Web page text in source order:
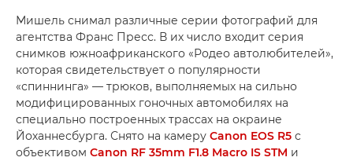
Мишель снимал различные серии фотографий для
агентства Франс Пресс. В их число входит серия
снимков южноафриканского «Родео автолюбителей»,
которая свидетельствует о популярности
«спиннинга» — трюков, выполняемых на сильно
модифицированных гоночных автомобилях на
специально построенных трассах на окраине
Йоханнесбурга. Снято на камеру Canon EOS R5 с
объективом Canon RF 35mm F1.8 Macro IS STM и